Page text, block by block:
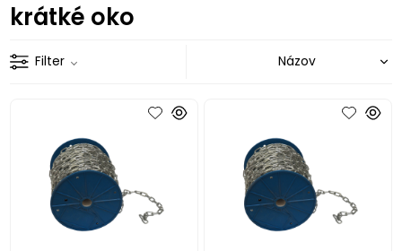
krátké oko
Filter